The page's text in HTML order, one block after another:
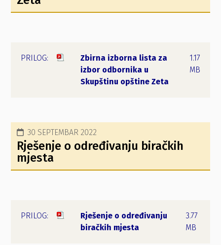
Zbirna izborna lista za
izbor odbornika u
Skupštinu opštine Zeta
1.17
MB
30 SEPTEMBAR 2022
Rješenje o određivanju biračkih
mjesta
Rješenje o određivanju
biračkih mjesta
3.77
MB